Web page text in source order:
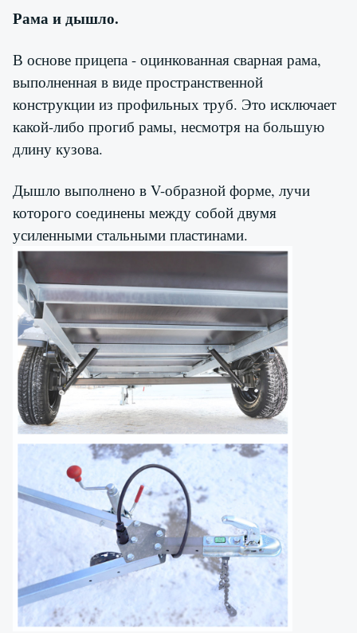
Рама и дышло.
В основе прицепа - оцинкованная сварная рама,
выполненная в виде пространственной
конструкции из профильных труб. Это исключает
какой-либо прогиб рамы, несмотря на большую
длину кузова.
Дышло выполнено в V-образной форме, лучи
которого соединены между собой двумя
усиленными стальными пластинами.